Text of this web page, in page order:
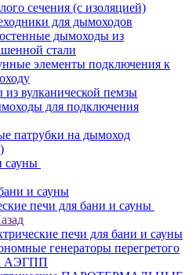
сечения (с изоляцией)
для дымоходов
дымоходы из
стали
элементы подключения к
вулканической пемзы
для подключения
патрубки на дымоход
сауны
и сауны
печи для бани и сауны
печи для бани и сауны
генераторы перегретого
АЭГПП